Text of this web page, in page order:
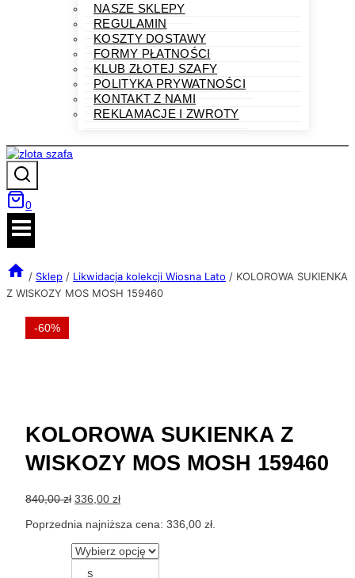
NASZE SKLEPY
REGULAMIN
KOSZTY DOSTAWY
FORMY PŁATNOŚCI
KLUB ZŁOTEJ SZAFY
POLITYKA PRYWATNOŚCI
KONTAKT Z NAMI
REKLAMACJE I ZWROTY
0
/ Sklep / Likwidacja kolekcji Wiosna Lato / KOLOROWA SUKIENKA
Z WISKOZY MOS MOSH 159460
-60%
KOLOROWA SUKIENKA Z
WISKOZY MOS MOSH 159460
840,00zł Pierwotna
wynosiła:
840,00 zł.
336,00 złAktualna
wynosi:
336,00 zł.
Poprzednia najniższa cena: 336,00 zł
S